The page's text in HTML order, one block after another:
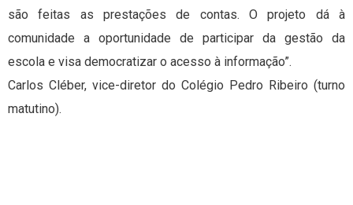
são feitas as prestações de contas. O projeto dá à
comunidade a oportunidade de participar da gestão da
escola e visa democratizar o acesso à informação”.
Carlos Cléber, vice-diretor do Colégio Pedro Ribeiro (turno
matutino).